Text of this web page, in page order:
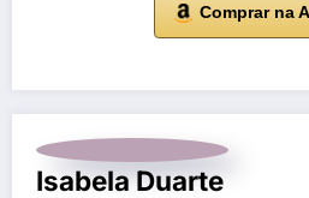
Comprar na
Isabela Duarte